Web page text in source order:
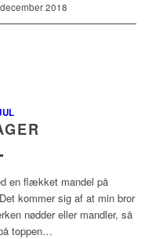
2018
en flækket mandel på
kommer sig af at min bror
nødder eller mandler, så
toppen…